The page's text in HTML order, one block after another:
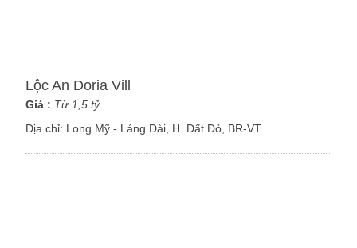
Lộc An Doria Vill
Giá : Từ 1,5 tỷ
Địa chỉ:
Long Mỹ - Láng Dài, H. Đất Đỏ, BR-VT